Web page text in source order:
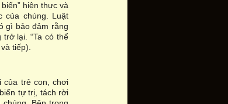
hiện thực và
của chúng. Luật
gì bảo đảm rằng
lại. “Ta có thể
tiếp).
của trẻ con, chơi
tự trị, tách rời